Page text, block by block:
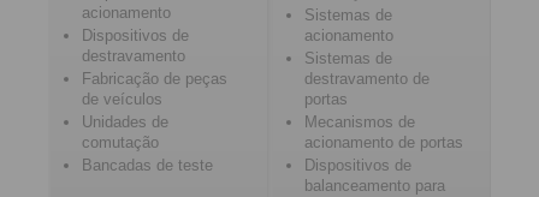
acionamento
Dispositivos de
destravamento
Fabricação de peças
de veículos
Unidades de
comutação
Bancadas de teste
Sistemas de
acionamento
Sistemas de
destravamento de
portas
Mecanismos de
acionamento de portas
Dispositivos de
balanceamento para